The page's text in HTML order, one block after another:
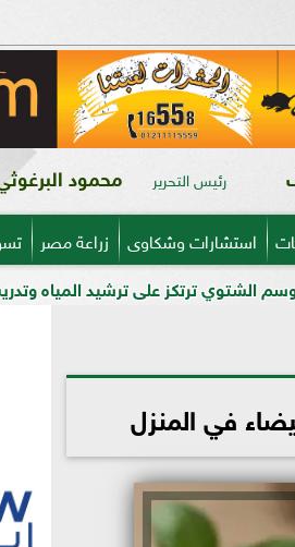
رئيس التحرير محمود
استشارات وشكاوى زراعة مصر
ترشيد المياه وتدريب المزارعين
في المنزل